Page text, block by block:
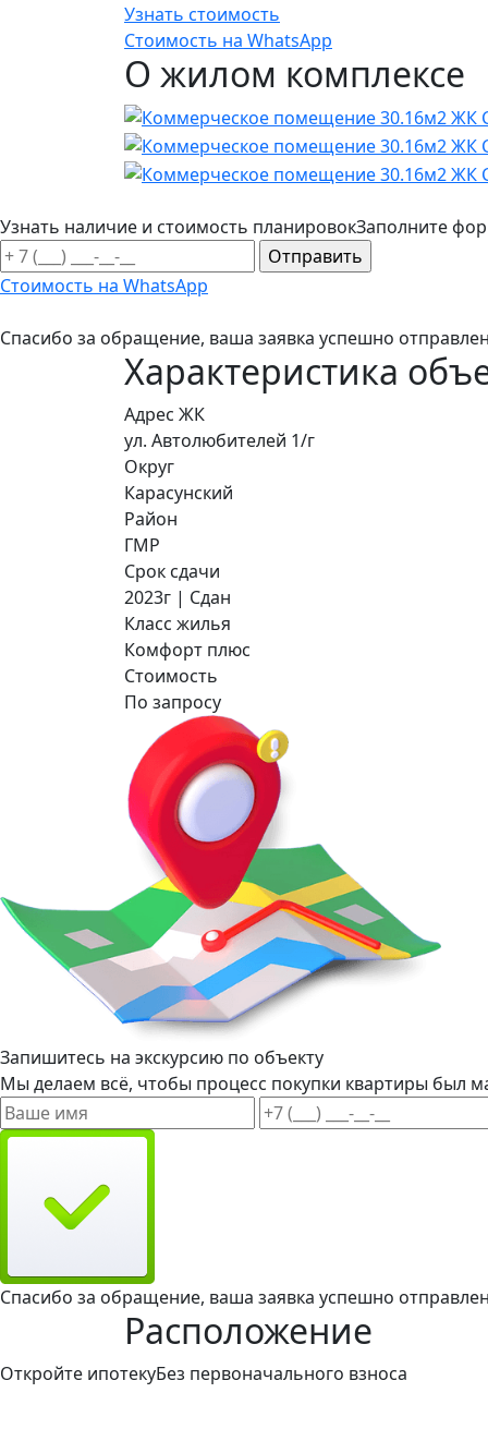
Узнать стоимость
Стоимость на WhatsApp
О жилом комплексе
Узнать наличие и стоимость планировокЗаполните
Стоимость на WhatsApp
Спасибо за обращение, ваша заявка успешно
Характеристика
Адрес ЖК
ул. Автолюбителей 1/г
Округ
Карасунский
Район
ГМР
Срок сдачи
2023г | Сдан
Класс жилья
Комфорт плюс
Стоимость
По запросу
Запишитесь на экскурсию по объекту
Мы делаем всё, чтобы процесс покупки квартиры был
Спасибо за обращение, ваша заявка успешно
Расположение
Откройте ипотекуБез первоначального взноса